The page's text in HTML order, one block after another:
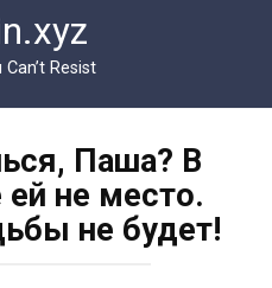
Resist
Паша? В
не место.
не будет!